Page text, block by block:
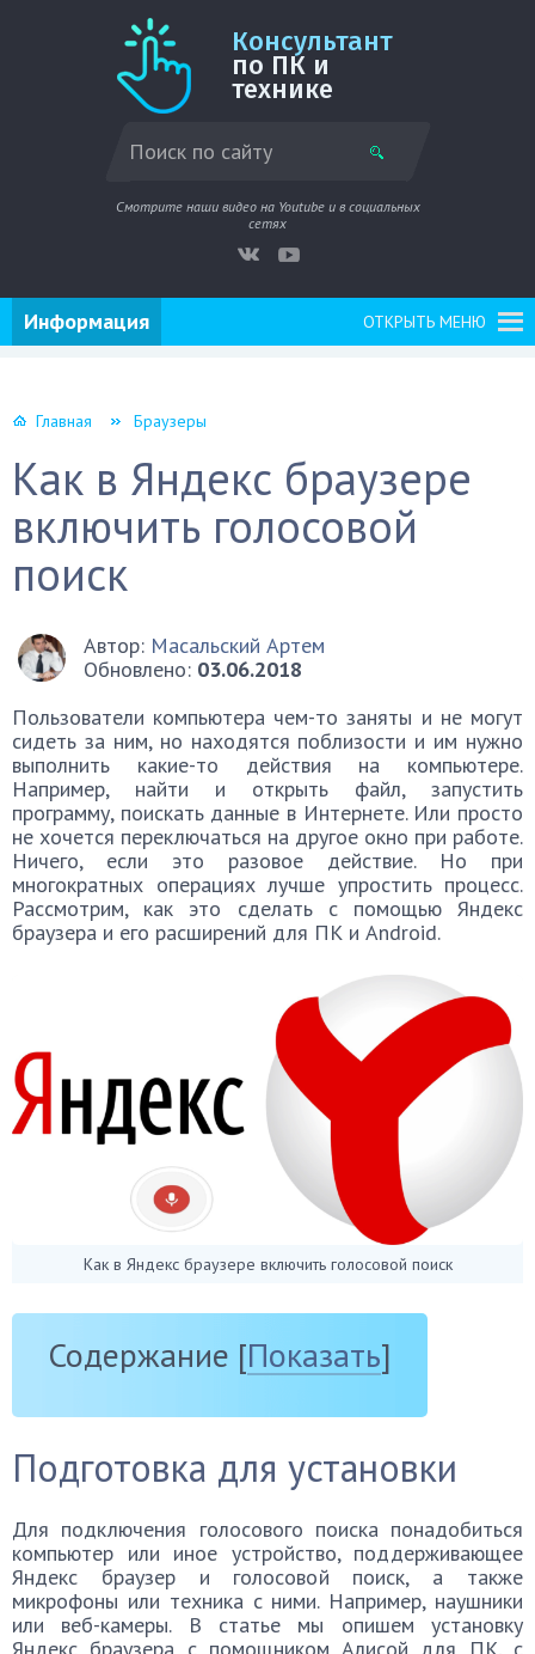
Консультант
по ПК и
технике
Смотрите наши видео на Youtube и в социальных
сетях
ОТКРЫТЬ МЕНЮ
Информация
Главная Браузеры
Как в Яндекс браузере
включить голосовой
поиск
Автор: Масальский Артем
Обновлено: 03.06.2018
Пользователи компьютера чем-то заняты и не могут
сидеть за ним, но находятся поблизости и им нужно
выполнить какие-то действия на компьютере.
Например, найти и открыть файл, запустить
программу, поискать данные в Интернете. Или просто
не хочется переключаться на другое окно при работе.
Ничего, если это разовое действие. Но при
многократных операциях лучше упростить процесс.
Рассмотрим, как это сделать с помощью Яндекс
браузера и его расширений для ПК и Android.
Как в Яндекс браузере включить голосовой поиск
Содержание [Показать]
Подготовка для установки
Для подключения голосового поиска понадобиться
компьютер или иное устройство, поддерживающее
Яндекс браузер и голосовой поиск, а также
микрофоны или техника с ними. Например, наушники
или веб-камеры. В статье мы опишем установку
Яндекс браузера с помощником Алисой для ПК, с